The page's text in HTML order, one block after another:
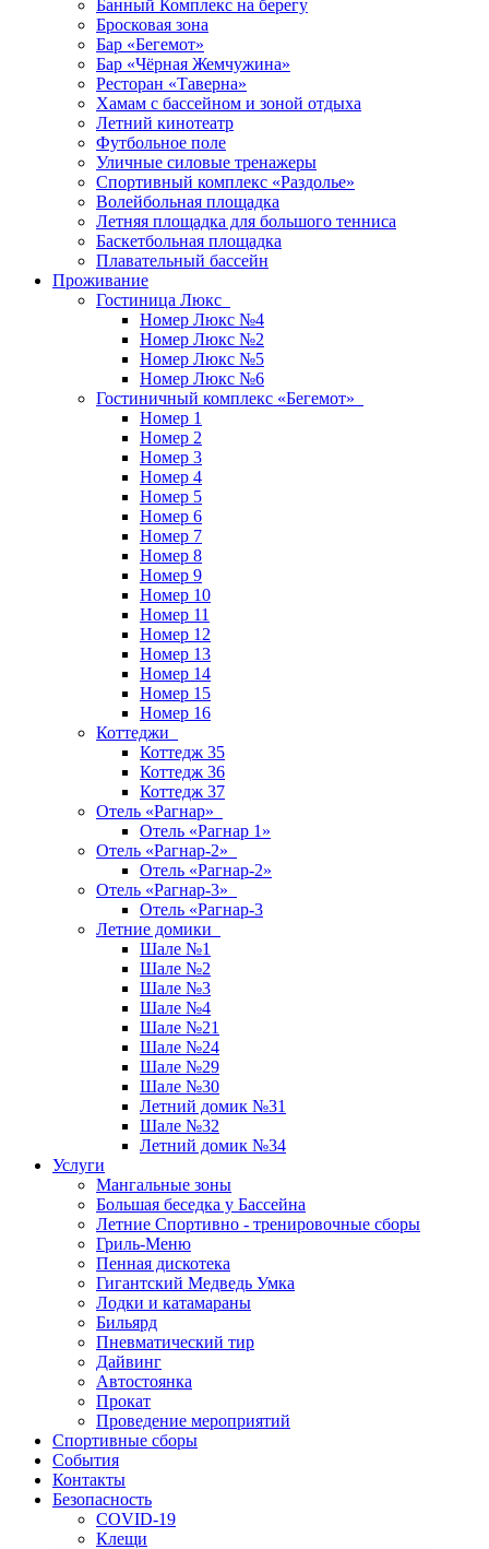
Банный Комплекс на берегу
Бросковая зона
Бар «Бегемот»
Бар «Чёрная Жемчужина»
Ресторан «Таверна»
Хамам с бассейном и зоной отдыха
Летний кинотеатр
Футбольное поле
Уличные силовые тренажеры
Спортивный комплекс «Раздолье»
Волейбольная площадка
Летняя площадка для большого тенниса
Баскетбольная площадка
Плавательный бассейн
Проживание
Гостиница Люкс
Номер Люкс №4
Номер Люкс №2
Номер Люкс №5
Номер Люкс №6
Гостиничный комплекс «Бегемот»
Номер 1
Номер 2
Номер 3
Номер 4
Номер 5
Номер 6
Номер 7
Номер 8
Номер 9
Номер 10
Номер 11
Номер 12
Номер 13
Номер 14
Номер 15
Номер 16
Коттеджи
Коттедж 35
Коттедж 36
Коттедж 37
Отель «Рагнар»
Отель «Рагнар 1»
Отель «Рагнар-2»
Отель «Рагнар-2»
Отель «Рагнар-3»
Отель «Рагнар-3
Летние домики
Шале №1
Шале №2
Шале №3
Шале №4
Шале №21
Шале №24
Шале №29
Шале №30
Летний домик №31
Шале №32
Летний домик №34
Услуги
Мангальные зоны
Большая беседка у Бассейна
Летние Спортивно - тренировочные сборы
Гриль-Меню
Пенная дискотека
Гигантский Медведь Умка
Лодки и катамараны
Бильярд
Пневматический тир
Дайвинг
Автостоянка
Прокат
Проведение мероприятий
Спортивные сборы
События
Контакты
Безопасность
COVID-19
Клещи